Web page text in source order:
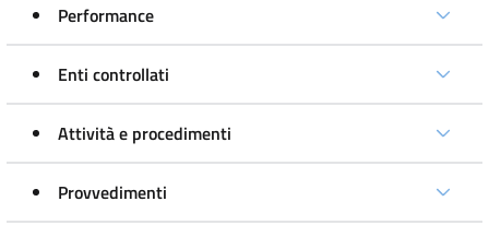
Performance
Enti controllati
Attività e procedimenti
Provvedimenti